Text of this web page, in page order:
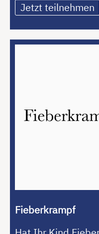
Jetzt teilnehmen
Fieberkrampf